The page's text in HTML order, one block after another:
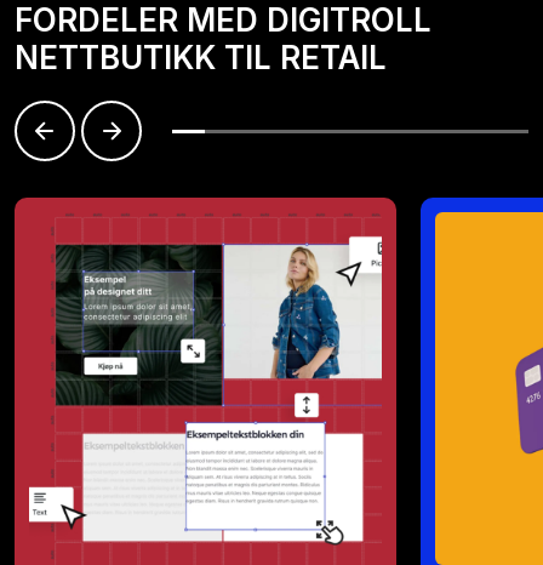
FORDELER MED DIGITROLL
NETTBUTIKK TIL RETAIL